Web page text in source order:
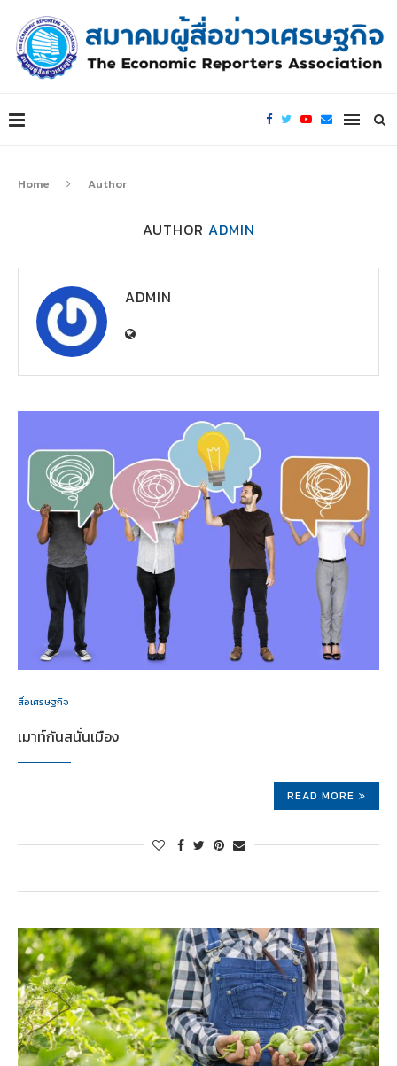
Home Author
AUTHOR ADMIN
ADMIN
สื่อเศรษฐกิจ
เมาท์กันสนั่นเมือง
READ MORE